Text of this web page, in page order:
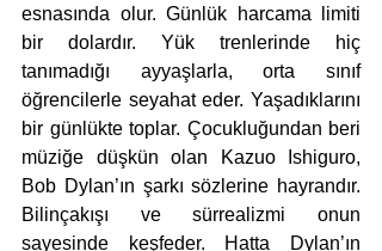
esnasında olur. Günlük harcama limiti
bir dolardır. Yük trenlerinde hiç
tanımadığı ayyaşlarla, orta sınıf
öğrencilerle seyahat eder. Yaşadıklarını
bir günlükte toplar. Çocukluğundan beri
müziğe düşkün olan Kazuo Ishiguro,
Bob Dylan’ın şarkı sözlerine hayrandır.
Bilinçakışı ve sürrealizmi onun
sayesinde keşfeder. Hatta Dylan’ın